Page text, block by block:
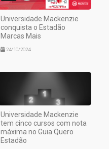
Universidade Mackenzie
conquista o Estadão
Marcas Mais
24/10/2024
Universidade Mackenzie
tem cinco cursos com nota
máxima no Guia Quero
Estadão